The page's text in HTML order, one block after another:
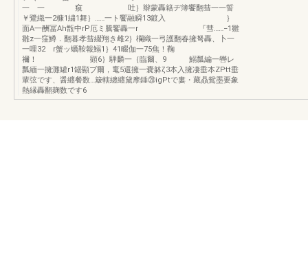
一 一 窺 吐｝辮蒙轟籍ヂ簿饗翻彗一一誓
￥鷺織一2糠1繍1舞｝……一ト饗融瞬13鍍入 ｝
面A一酬冨Ah甑中rP厄ミ騰饗轟一r 『彗……−1雛
雛z一窪鱒．翻暮孝彗綴翔き雌2｝欄織一弓護翻春擁弩轟、卜一
一哩32 r蟹ッ蠣鞍報鰯1｝41畷伽一75焦！鞠
禰！ 顕6｝騨麟一｛臨爾、9 鰯瓢編一轡レ
瓢緬一擁灘罐r1罎顯ブ爾，竃5還擁一嚢躰ζ3本入擁凄垂本ZPtt垂
輩弦です、醤纒餐数…簸轄纏纒黛摩錘⑳igPtで婁・藏贔鴛墨要象
熱縁轟翻麹数です6